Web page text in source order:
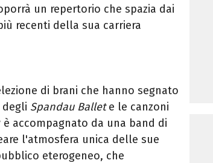
un repertorio che spazia dai
recenti della sua carriera
di brani che hanno segnato
Spandau Ballete le canzoni
accompagnato da una band di
l'atmosfera unica delle sue
eterogeneo, che